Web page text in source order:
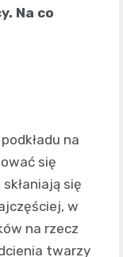
Na co
na
się
się
w
na rzecz
twarzy